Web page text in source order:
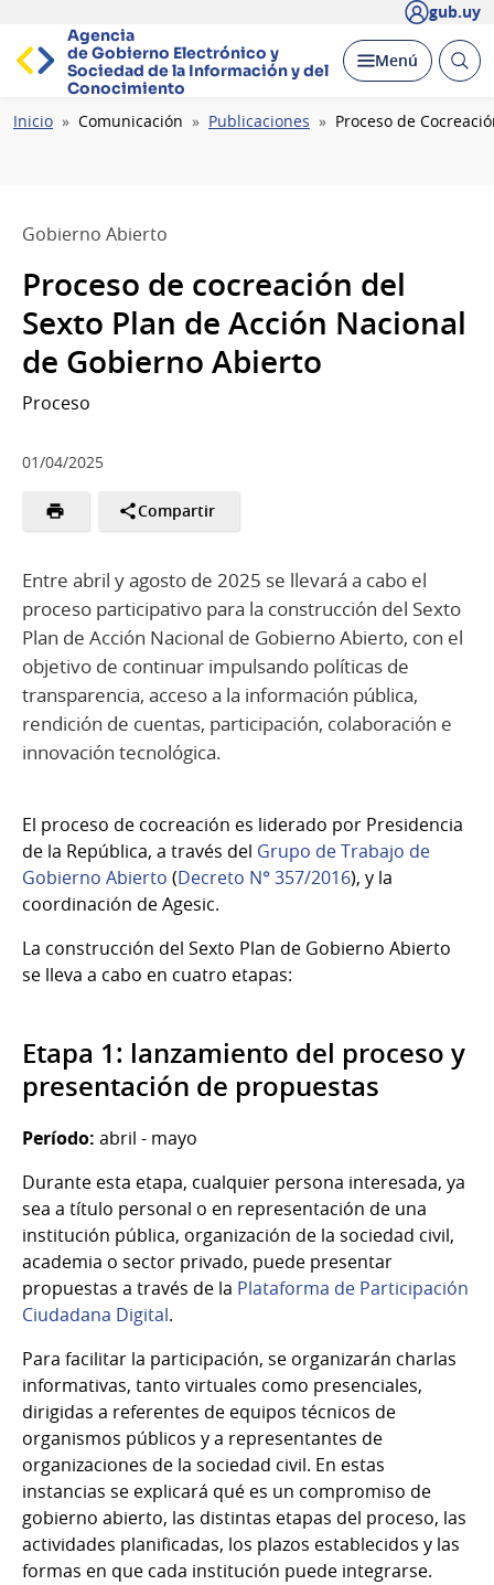
gub.uy
Agencia
de Gobierno Electrónico y
Sociedad de la Información y del
Conocimiento
Desplegar
Menú Abrir
Ruta
Inicio Comunicación Publicaciones Proceso de
Gobierno Abierto
Proceso de cocreación del
Sexto Plan de Acción Nacional
de Gobierno Abierto
Proceso
01/04/2025
Compartir
Entre abril y agosto de 2025 se llevará a cabo el
proceso participativo para la construcción del Sexto
Plan de Acción Nacional de Gobierno Abierto, con el
objetivo de continuar impulsando políticas de
transparencia, acceso a la información pública,
rendición de cuentas, participación, colaboración e
innovación tecnológica.
El proceso de cocreación es liderado por Presidencia
de la República, a través del Grupo de Trabajo de
Gobierno Abierto (Decreto N° 357/2016), y la
coordinación de Agesic.
La construcción del Sexto Plan de Gobierno Abierto
se lleva a cabo en cuatro etapas:
Etapa 1: lanzamiento del proceso y
presentación de propuestas
Período: abril - mayo
Durante esta etapa, cualquier persona interesada, ya
sea a título personal o en representación de una
institución pública, organización de la sociedad civil,
academia o sector privado, puede presentar
propuestas a través de la Plataforma de Participación
Ciudadana Digital.
Para facilitar la participación, se organizarán charlas
informativas, tanto virtuales como presenciales,
dirigidas a referentes de equipos técnicos de
organismos públicos y a representantes de
organizaciones de la sociedad civil. En estas
instancias se explicará qué es un compromiso de
gobierno abierto, las distintas etapas del proceso, las
actividades planificadas, los plazos establecidos y las
formas en que cada institución puede integrarse.